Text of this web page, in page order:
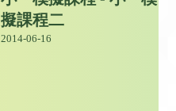
擬課程二
2014-06-16